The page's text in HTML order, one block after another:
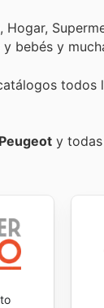
bebés y
Peugeot y